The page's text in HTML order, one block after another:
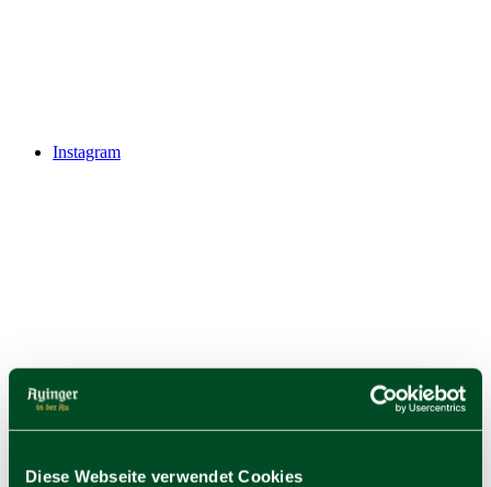
Diese Webseite verwendet Cookies
Instagram